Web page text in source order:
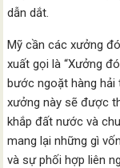
dẫn dắt.
Mỹ cần các xưởng
xuất gọi là “Xưởng
bước ngoặt hàng hải
xưởng này sẽ được
khắp đất nước và
mang lại những gì
và sự phối hợp liên